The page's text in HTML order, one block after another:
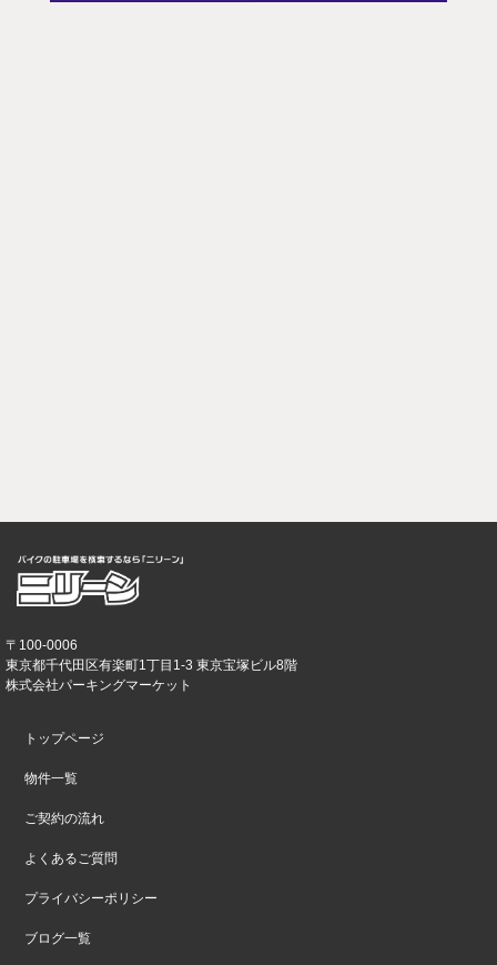
〒100-0006
東京都千代田区有楽町1丁目1-3 東京宝塚ビル8階
株式会社パーキングマーケット
トップページ
物件一覧
ご契約の流れ
よくあるご質問
プライバシーポリシー
ブログ一覧